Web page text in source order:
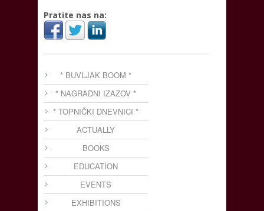
Pratite nas na:
* BUVLJAK BOOM *
* NAGRADNI IZAZOV *
* TOPNIČKI DNEVNICI *
ACTUALLY
BOOKS
EDUCATION
EVENTS
EXHIBITIONS